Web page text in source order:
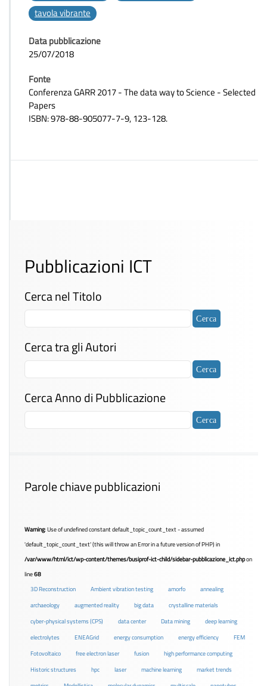
tavola vibrante
Data pubblicazione
25/07/2018
Fonte
Conferenza GARR 2017 - The data way to Science - Selected
Papers
ISBN: 978-88-905077-7-9, 123-128.
Pubblicazioni ICT
Cerca nel Titolo
Cerca tra gli Autori
Cerca Anno di Pubblicazione
Parole chiave pubblicazioni
Warning: Use of undefined constant default_topic_count_text - assumed
'default_topic_count_text' (this will throw an Error in a future version of PHP) in
/var/www/html/ict/wp-content/themes/busiprof-ict-child/sidebar-pubblicazione_ict.phpon
line68
3D Reconstruction
Ambient vibration testing amorfo
annealing
archaeology
augmented reality big data
crystalline materials
cyber-physical systems (CPS)
data center Data mining
deep learning
electrolytes
ENEAGrid energy consumption energy efficiency
FEM
Fotovoltaico
free electron laser fusion
high performance computing
Historic structures
hpc laser machine learning
market trends